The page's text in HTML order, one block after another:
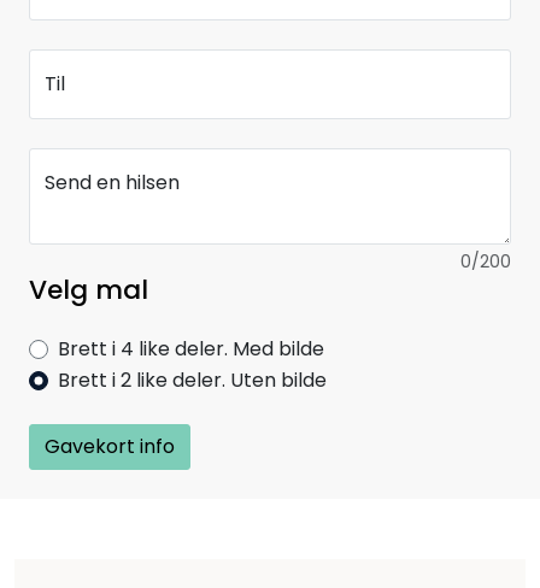
Til
Send en hilsen
0/200
Velg mal
Brett i 4 like deler. Med bilde
Brett i 2 like deler. Uten bilde
Gavekort info